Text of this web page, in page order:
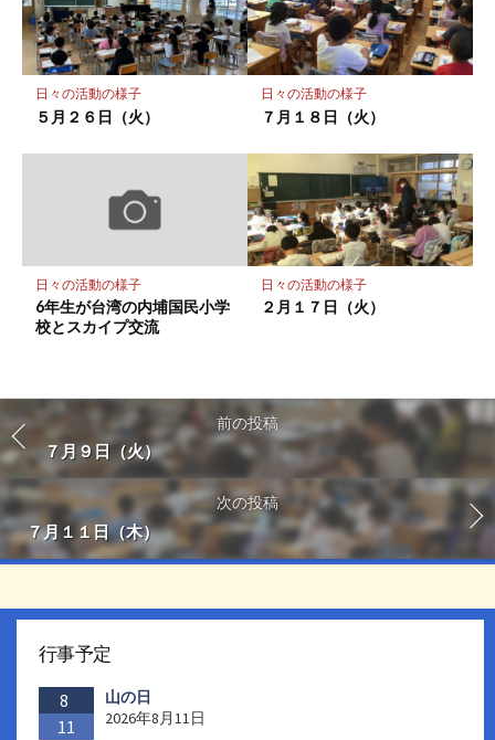
日々の活動の様子
５月２６日（火）
日々の活動の様子
７月１８日（火）
日々の活動の様子
6年生が台湾の内埔国民小学
校とスカイプ交流
日々の活動の様子
２月１７日（火）
前の投稿
７月９日（火）
次の投稿
７月１１日（木）
行事予定
8
11
山の日
2026年8月11日